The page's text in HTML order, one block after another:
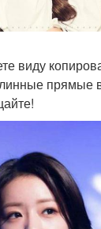
виду
прямые